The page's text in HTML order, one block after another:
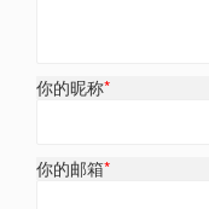
你的昵称*
你的邮箱*